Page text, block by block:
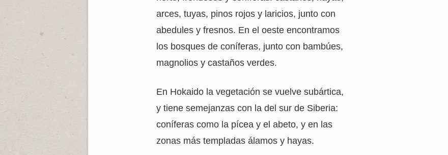
arces, tuyas, pinos rojos y laricios, junto con
abedules y fresnos. En el oeste encontramos
los bosques de coníferas, junto con bambúes,
magnolios y castaños verdes.
En Hokaido la vegetación se vuelve subártica,
y tiene semejanzas con la del sur de Siberia:
coníferas como la pícea y el abeto, y en las
zonas más templadas álamos y hayas.